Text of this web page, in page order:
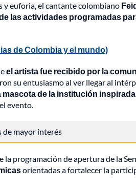
y euforia, el cantante colombiano
las actividades programadas
de Colombia y el mundo)
el artista fue recibido por la
su entusiasmo al ver llegar al
mascota de la institución
evento.
de mayor interés
la programación de apertura de la
orientadas a fortalecer la